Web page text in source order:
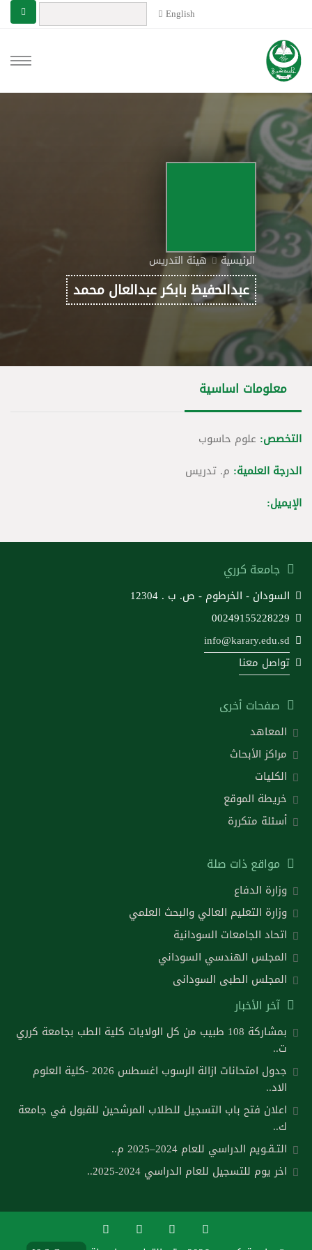
English
الرئيسية هيئة التدريس
عبدالحفيظ بابكر عبدالعال محمد
معلومات اساسية
التخصص: علوم حاسوب
الدرجة العلمية: م. تدريس
الإيميل:
جامعة كرري
السودان - الخرطوم - ص. ب . 12304
00249155228229
info@karary.edu.sd
تواصل معنا
صفحات أخرى
المعاهد
مراكز الأبحاث
الكليات
خريطة الموقع
أسئلة متكررة
مواقع ذات صلة
وزارة الدفاع
وزارة التعليم العالي والبحث العلمي
اتحاد الجامعات السودانية
المجلس الهندسي السوداني
المجلس الطبى السودانى
آخر الأخبار
بمشاركة 108 طبيب من كل الولايات كلية الطب بجامعة كرري
ت..
جدول امتحانات ازالة الرسوب اغسطس 2026 -كلية العلوم
الاد..
اعلان فتح باب التسجيل للطلاب المرشحين للقبول في جامعة
ك..
التـقـويم الدراسي للعام 2024–2025 م..
اخر يوم للتسجيل للعام الدراسي 2024-2025..